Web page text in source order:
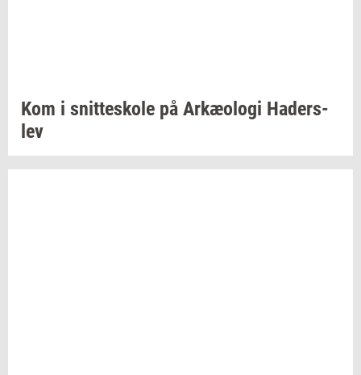
Kom i snit­tesko­le på Ar­kæ­o­lo­gi Ha­der­s­
lev